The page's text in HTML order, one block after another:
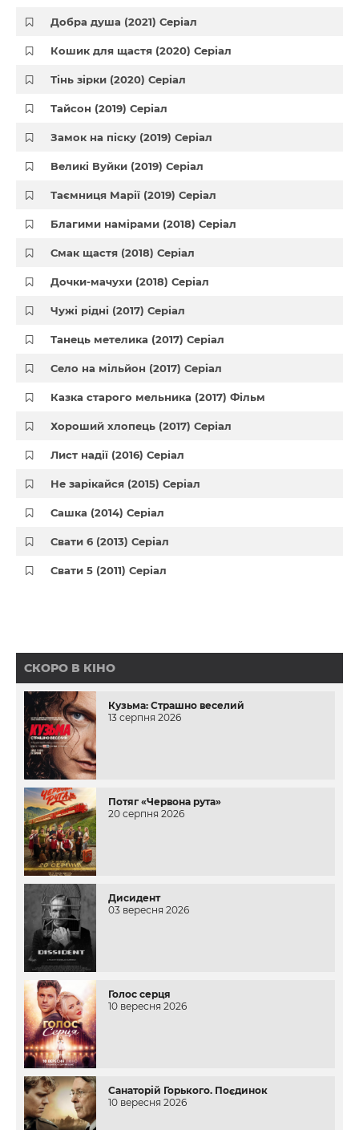
Добра душа (2021) Серіал
Кошик для щастя (2020) Серіал
Тінь зірки (2020) Серіал
Тайсон (2019) Серіал
Замок на піску (2019) Серіал
Великі Вуйки (2019) Серіал
Таємниця Марії (2019) Серіал
Благими намірами (2018) Серіал
Смак щастя (2018) Серіал
Дочки-мачухи (2018) Серіал
Чужі рідні (2017) Серіал
Танець метелика (2017) Серіал
Село на мільйон (2017) Серіал
Казка старого мельника (2017) Фільм
Хороший хлопець (2017) Серіал
Лист надії (2016) Серіал
Не зарікайся (2015) Серіал
Сашка (2014) Серіал
Свати 6 (2013) Серіал
Свати 5 (2011) Серіал
СКОРО В КІНО
Кузьма: Страшно веселий
13 серпня 2026
Потяг «Червона рута»
20 серпня 2026
Дисидент
03 вересня 2026
Голос серця
10 вересня 2026
Санаторій Горького. Поєдинок
10 вересня 2026